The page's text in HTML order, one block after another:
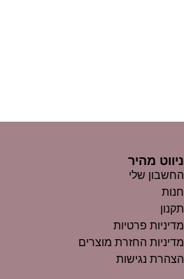
ניווט מהיר
החשבון שלי
חנות
תקנון
מדיניות פרטיות
מדיניות החזרת מוצרים
הצהרת נגישות